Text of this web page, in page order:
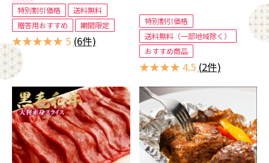
特別割引価格
送料無料
贈答用おすすめ
期間限定
★★★★★ 5 (6件)
特別割引価格
送料無料（一部地域除く）
おすすめ商品
★★★★ 4.5 (2件)